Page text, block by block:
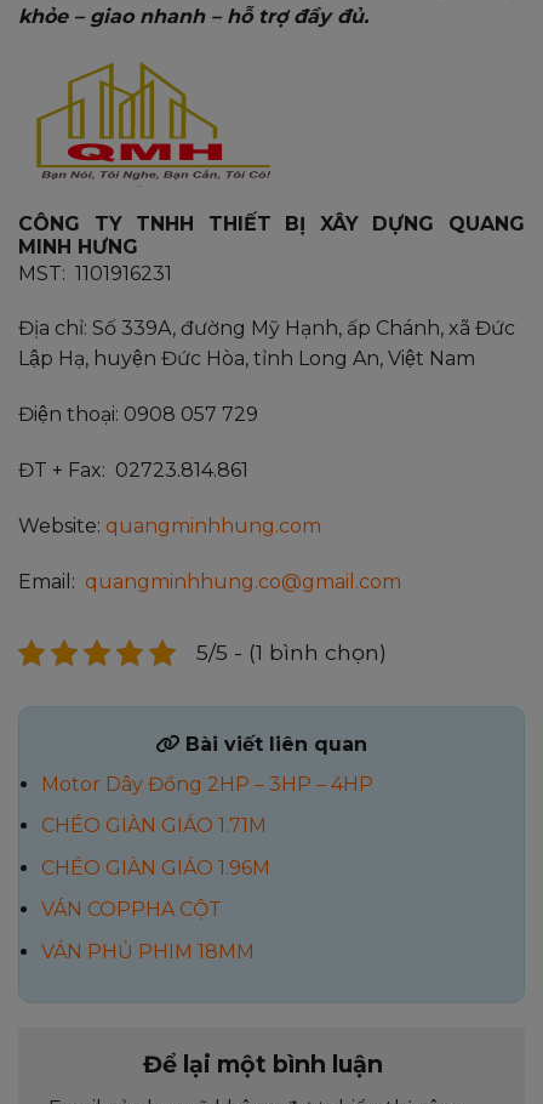
khỏe – giao nhanh – hỗ trợ đầy đủ.
CÔNG TY TNHH THIẾT BỊ XÂY DỰNG QUANG
MINH HƯNG
MST: 1101916231
Địa chỉ: Số 339A, đường Mỹ Hạnh, ấp Chánh, xã Đức
Lập Hạ, huyện Đức Hòa, tỉnh Long An, Việt Nam
Điện thoại: 0908 057 729
ĐT + Fax: 02723.814.861
Website: quangminhhung.com
Email: quangminhhung.co@gmail.com
5/5 - (1 bình chọn)
Bài viết liên quan
Motor Dây Đồng 2HP – 3HP – 4HP
CHÉO GIÀN GIÁO 1.71M
CHÉO GIÀN GIÁO 1.96M
VÁN COPPHA CỘT
VÁN PHỦ PHIM 18MM
Để lại một bình luận